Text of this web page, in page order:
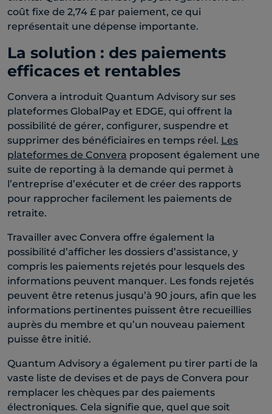
coût fixe de 2,74 £ par paiement, ce qui
représentait une dépense importante.
La solution : des paiements
efficaces et rentables
Convera a introduit Quantum Advisory sur ses
plateformes GlobalPay et EDGE, qui offrent la
possibilité de gérer, configurer, suspendre et
supprimer des bénéficiaires en temps réel. Les
plateformes de Convera proposent également une
suite de reporting à la demande qui permet à
l’entreprise d’exécuter et de créer des rapports
pour rapprocher facilement les paiements de
retraite.
Travailler avec Convera offre également la
possibilité d’afficher les dossiers d’assistance, y
compris les paiements rejetés pour lesquels des
informations peuvent manquer. Les fonds rejetés
peuvent être retenus jusqu’à 90 jours, afin que les
informations pertinentes puissent être recueillies
auprès du membre et qu’un nouveau paiement
puisse être initié.
Quantum Advisory a également pu tirer parti de la
vaste liste de devises et de pays de Convera pour
remplacer les chèques par des paiements
électroniques. Cela signifie que, quel que soit